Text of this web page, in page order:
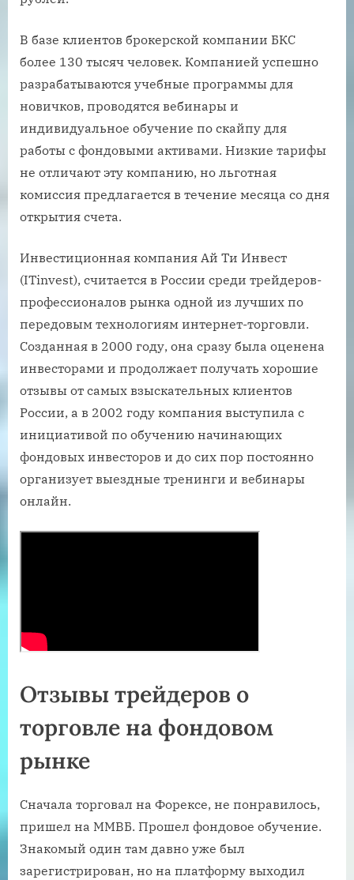
В базе клиентов брокерской компании БКС
более 130 тысяч человек. Компанией успешно
разрабатываются учебные программы для
новичков, проводятся вебинары и
индивидуальное обучение по скайпу для
работы с фондовыми активами. Низкие тарифы
не отличают эту компанию, но льготная
комиссия предлагается в течение месяца со дня
открытия счета.
Инвестиционная компания Ай Ти Инвест
(ITinvest), считается в России среди трейдеров-
профессионалов рынка одной из лучших по
передовым технологиям интернет-торговли.
Созданная в 2000 году, она сразу была оценена
инвесторами и продолжает получать хорошие
отзывы от самых взыскательных клиентов
России, а в 2002 году компания выступила с
инициативой по обучению начинающих
фондовых инвесторов и до сих пор постоянно
организует выездные тренинги и вебинары
онлайн.
Отзывы трейдеров о
торговле на фондовом
рынке
Сначала торговал на Форексе, не понравилось,
пришел на ММВБ. Прошел фондовое обучение.
Знакомый один там давно уже был
зарегистрирован, но на платформу выходил